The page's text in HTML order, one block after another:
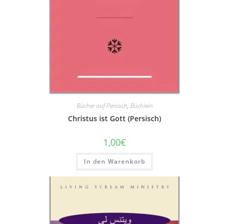
Bücher auf Persisch, Büchlein
Christus ist Gott (Persisch)
1,00€
In den Warenkorb